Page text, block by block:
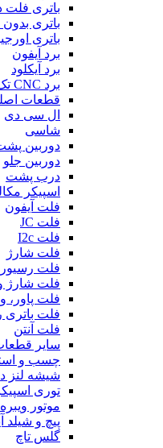
باتری فلت
باتری بدون
باتری
برد آیفون
برد آیکلود
برد CNC تک طبقه
قطعات
ال سی دی
شاسی
دوربین
دوربین جلو
درب پشت
اسپیکر
فلت آیفون
فلت JC
فلت I2c
فلت شارژ
فلت
فلت شارژ
فلت پاور،
فلت باتری
فلت آنتن
سایر
چسب و
شیشه لنز
توری
موتور
پیچ و شیلد
گلس تاچ